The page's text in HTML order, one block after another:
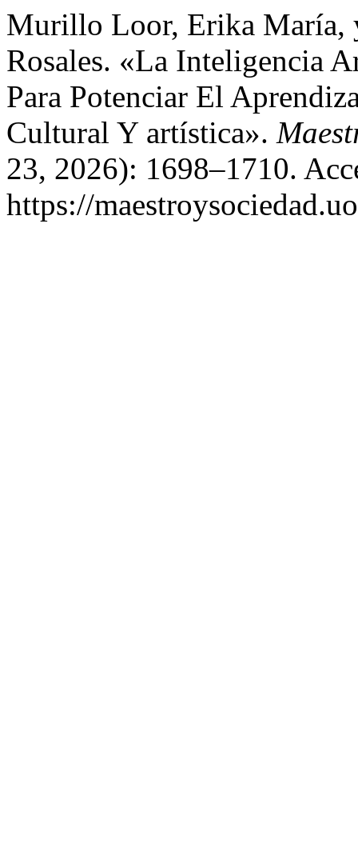
Murillo Loor, Erika María,
Rosales. «La Inteligencia
Para Potenciar El
Cultural Y artística».
23, 2026): 1698–1710.
https://